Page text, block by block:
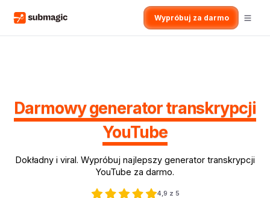
Wypróbuj za darmo
Darmowy generator transkrypcji
YouTube
Dokładny i viral. Wypróbuj najlepszy generator transkrypcji
YouTube za darmo.
4,9 z 5